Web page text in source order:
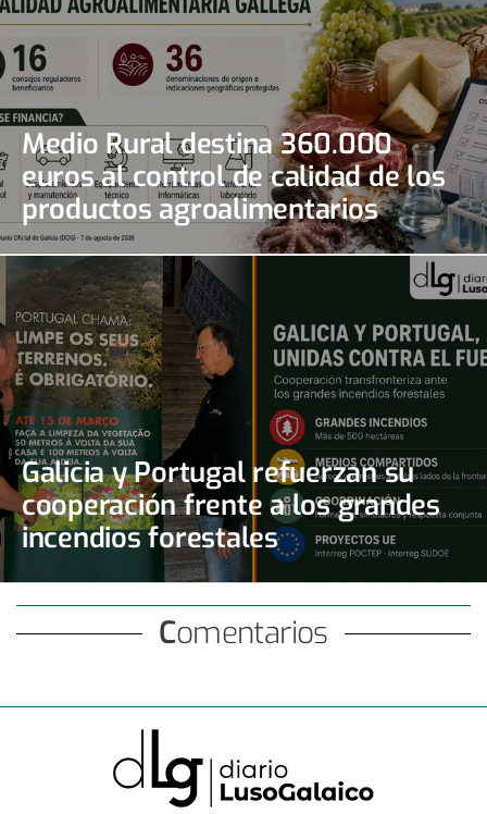
Medio Rural destina 360.000
euros al control de calidad de los
productos agroalimentarios
gallegos
Galicia y Portugal refuerzan su
cooperación frente a los grandes
incendios forestales
Comentarios